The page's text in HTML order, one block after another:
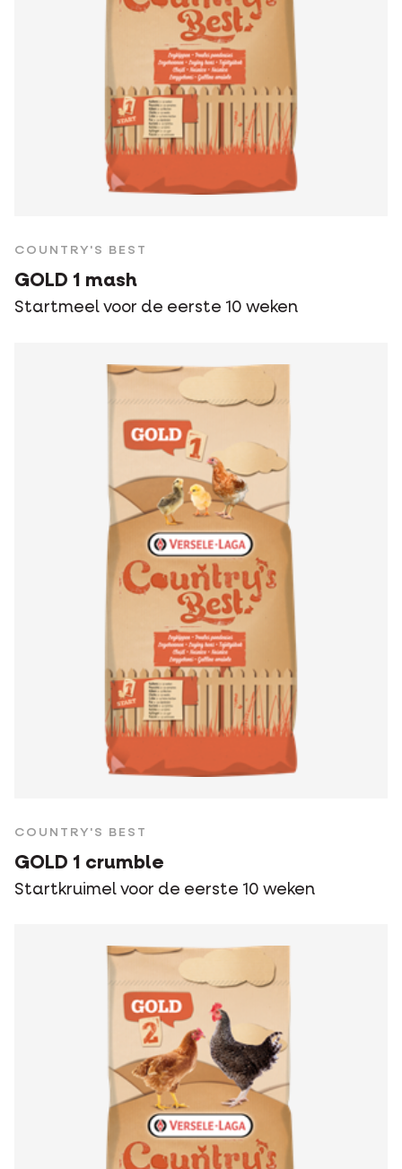
COUNTRY'S BEST
GOLD 1 mash
Startmeel voor de eerste 10 weken
COUNTRY'S BEST
GOLD 1 crumble
Startkruimel voor de eerste 10 weken